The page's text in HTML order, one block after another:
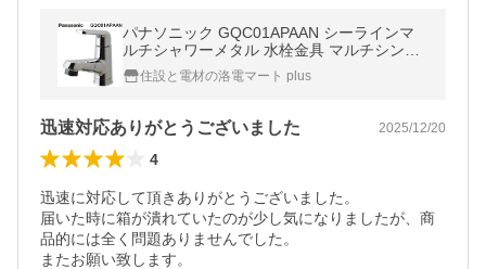
パナソニック GQC01APAAN シーラインマ
ルチシャワーメタル 水栓金具 マルチシング
ルレバーシャワー 一般地仕様 洗面 Panasoni
c
住設と電材の洛電マート plus
迅速対応ありがとうございました 2025/12/20
4
迅速に対応して頂きありがとうございました。
届いた時に箱が潰れていたのが少し気になりましたが、商
品的には全く問題ありませんでした。
またお願い致します。